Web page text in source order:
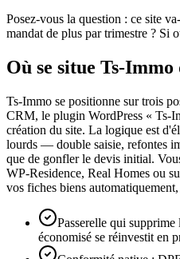
Posez-vous la question : ce site
mandat de plus par trimestre ? Si
Où se situe Ts-Immo
Ts-Immo se positionne sur trois
CRM, le plugin WordPress « Ts-
création du site. La logique est
lourds — double saisie, refontes
que de gonfler le devis initial.
WP-Residence, Real Homes ou
vos fiches biens
Passerelle qui
économisé se réinvestit en